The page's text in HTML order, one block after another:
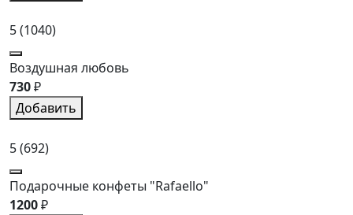
5(1040)
Воздушная любовь
730₽
Добавить
5(692)
Подарочные конфеты "Rafaello"
1200₽